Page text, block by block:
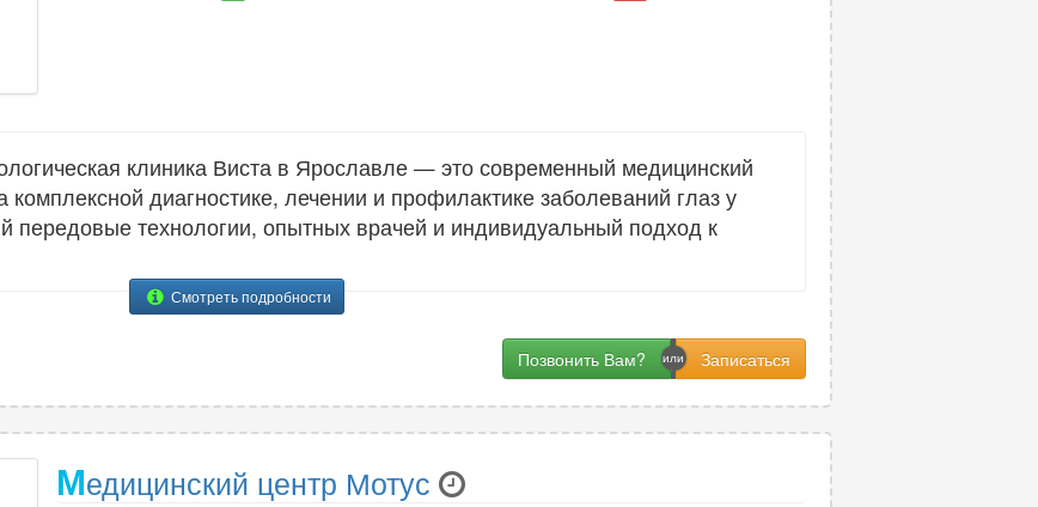
клиника Виста в Ярославле — это современный медицинский
диагностике, лечении и профилактике заболеваний глаз у
передовые технологии, опытных врачей и индивидуальный подход к
Смотреть подробности
Позвонить Вам?
Медицинский центр Мотус